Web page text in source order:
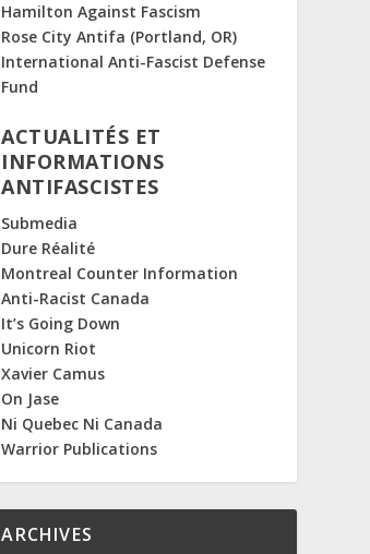
Hamilton Against Fascism
Rose City Antifa (Portland, OR)
International Anti-Fascist Defense
Fund
ACTUALITÉS ET
INFORMATIONS
ANTIFASCISTES
Submedia
Dure Réalité
Montreal Counter Information
Anti-Racist Canada
It’s Going Down
Unicorn Riot
Xavier Camus
On Jase
Ni Quebec Ni Canada
Warrior Publications
ARCHIVES